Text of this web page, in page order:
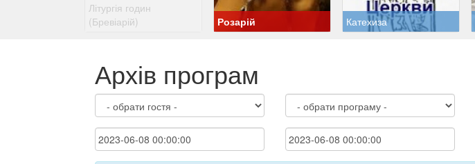
Літургія годин
(Бревіарій)
Розарій Катехиза
Архів програм